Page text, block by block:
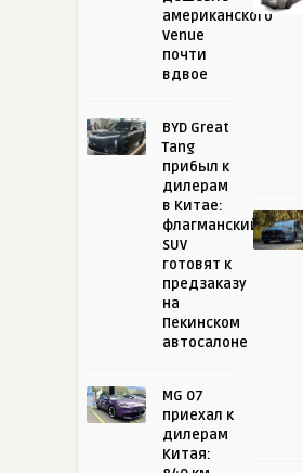
американского
Venue
почти
вдвое
BYD Great
Tang
прибыл к
дилерам
в Китае:
флагманский
SUV
готовят к
предзаказу
на
Пекинском
автосалоне
MG 07
приехал к
дилерам
Китая: